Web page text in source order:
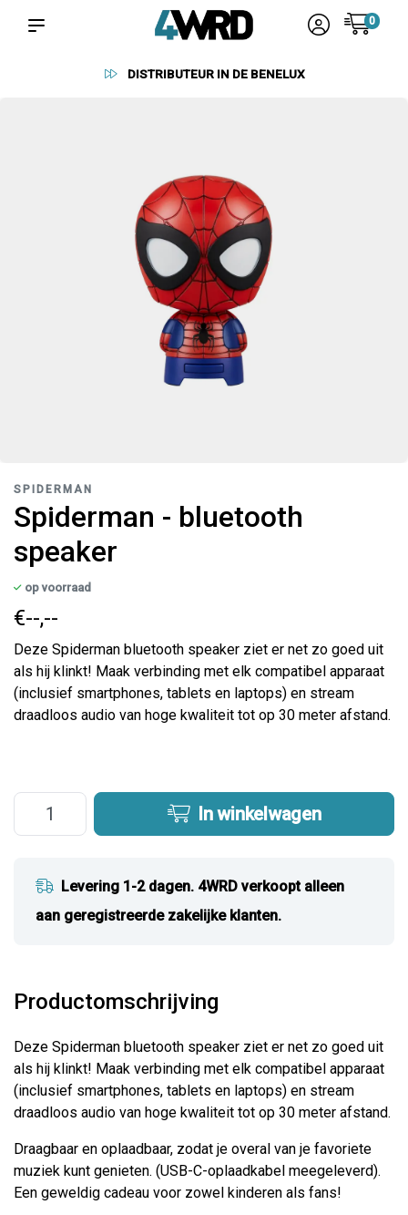
0
BETROUWBARE LEVERANCIERS
SPIDERMAN
Spiderman - bluetooth
speaker
op voorraad
€--,--
Deze Spiderman bluetooth speaker ziet er net zo goed uit
als hij klinkt! Maak verbinding met elk compatibel apparaat
(inclusief smartphones, tablets en laptops) en stream
draadloos audio van hoge kwaliteit tot op 30 meter afstand.
In winkelwagen
Levering 1-2 dagen. 4WRD verkoopt alleen
aan geregistreerde zakelijke klanten.
Productomschrijving
Deze Spiderman bluetooth speaker ziet er net zo goed uit
als hij klinkt! Maak verbinding met elk compatibel apparaat
(inclusief smartphones, tablets en laptops) en stream
draadloos audio van hoge kwaliteit tot op 30 meter afstand.
Draagbaar en oplaadbaar, zodat je overal van je favoriete
muziek kunt genieten. (USB-C-oplaadkabel meegeleverd).
Een geweldig cadeau voor zowel kinderen als fans!